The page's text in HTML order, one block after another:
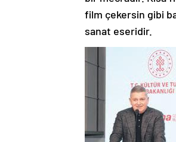
film çekersin gibi
sanat eseridir.